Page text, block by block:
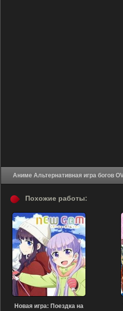
Похожие работы:
Новая игра: Поездка на